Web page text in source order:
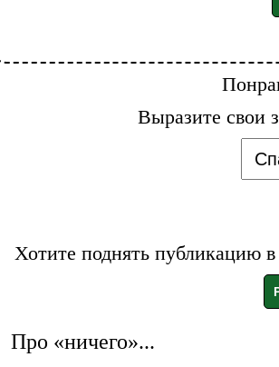
Выразите свои
Хотите поднять публикацию
Про «ничего»...